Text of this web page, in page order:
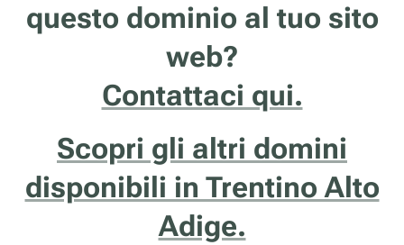
questo dominio al tuo sito
web?
Contattaci qui.
Scopri gli altri domini
disponibili in Trentino Alto
Adige.